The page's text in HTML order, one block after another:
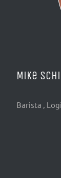
Mike
Barista ,